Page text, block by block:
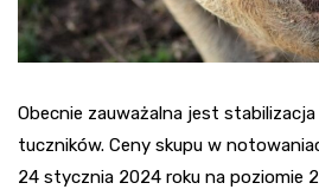
Obecnie zauważalna jest
tuczników. Ceny skupu w
24 stycznia 2024 roku na poziomie